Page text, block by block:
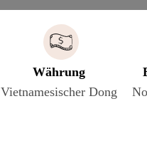
Währung
Viet­na­me­si­scher Dong